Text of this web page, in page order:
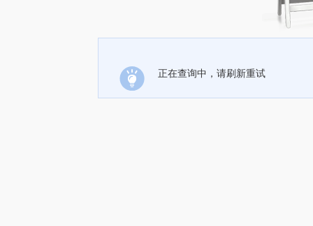
正在查询中，请刷新重试